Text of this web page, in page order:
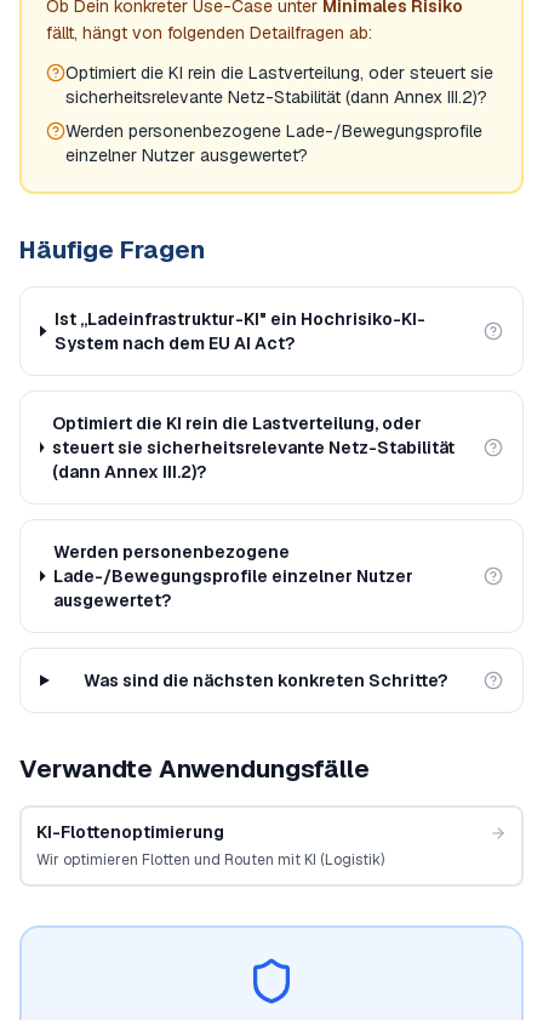
Ob Dein konkreter Use-Case unter Minimales Risiko
fällt, hängt von folgenden Detailfragen ab:
Optimiert die KI rein die Lastverteilung, oder steuert sie
sicherheitsrelevante Netz-Stabilität (dann Annex III.2)?
Werden personenbezogene Lade-/Bewegungsprofile
einzelner Nutzer ausgewertet?
Häufige Fragen
Ist „Ladeinfrastruktur-KI" ein Hochrisiko-KI-
System nach dem EU AI Act?
Optimiert die KI rein die Lastverteilung, oder
steuert sie sicherheitsrelevante Netz-Stabilität
(dann Annex III.2)?
Werden personenbezogene
Lade-/Bewegungsprofile einzelner Nutzer
ausgewertet?
Was sind die nächsten konkreten Schritte?
Verwandte Anwendungsfälle
KI-Flottenoptimierung
Wir optimieren Flotten und Routen mit KI (Logistik)